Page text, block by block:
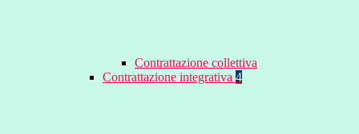
Contrattazione collettiva
Contrattazione integrativa 4